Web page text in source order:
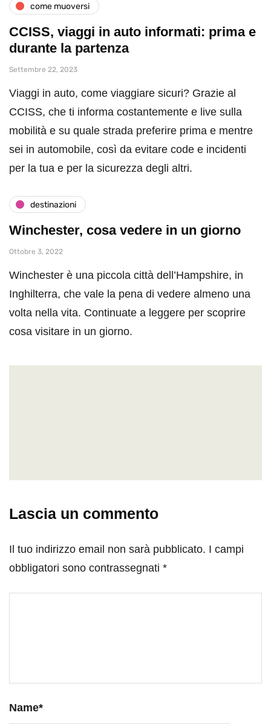
come muoversi
CCISS, viaggi in auto informati: prima e
durante la partenza
Settembre 22, 2023
Viaggi in auto, come viaggiare sicuri? Grazie al
CCISS, che ti informa costantemente e live sulla
mobilità e su quale strada preferire prima e mentre
sei in automobile, così da evitare code e incidenti
per la tua e per la sicurezza degli altri.
destinazioni
Winchester, cosa vedere in un giorno
Ottobre 3, 2022
Winchester è una piccola città dell’Hampshire, in
Inghilterra, che vale la pena di vedere almeno una
volta nella vita. Continuate a leggere per scoprire
cosa visitare in un giorno.
Lascia un commento
Il tuo indirizzo email non sarà pubblicato. I campi
obbligatori sono contrassegnati *
Name*